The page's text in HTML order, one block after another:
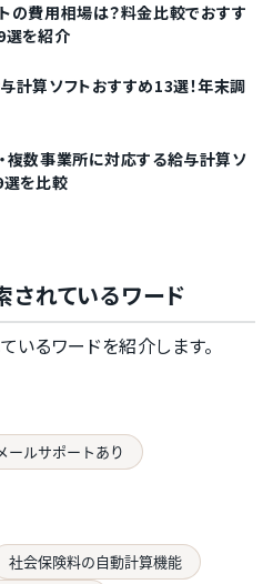
の費用相場は？料金比較でおすす
選を紹介
計算ソフトおすすめ13選！年末調
複数事業所に対応する給与計算ソ
選を比較
されているワード
いるワードを紹介します。
ールサポートあり
社会保険料の自動計算機能